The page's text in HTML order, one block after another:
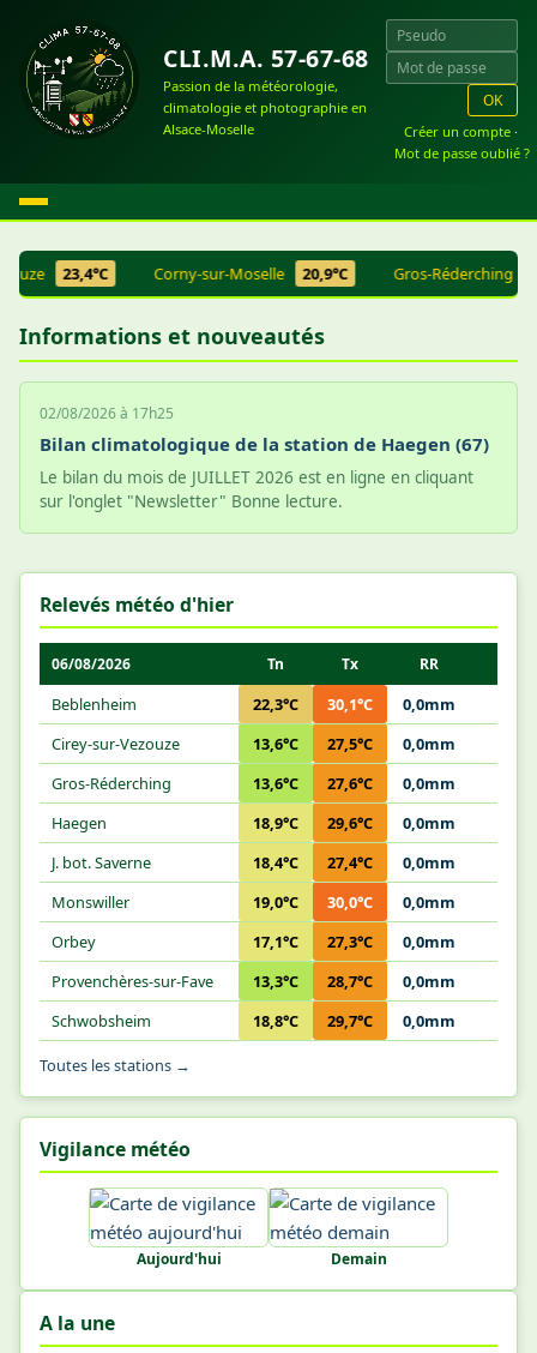
CLI.M.A. 57-67-68
Passion de la météorologie,
climatologie et photographie en
Alsace-Moselle
OK
Créer un compte ·
Mot de passe oublié ?
23,4°C Corny-sur-Moselle 20,9°C Gros-Réderching
Informations et nouveautés
02/08/2026 à 17h25
Bilan climatologique de la station de Haegen (67)
Le bilan du mois de JUILLET 2026 est en ligne en cliquant
sur l'onglet "Newsletter" Bonne lecture.
Relevés météo d'hier
06/08/2026 Tn Tx RR
Beblenheim 22,3°C 30,1°C
0,0mm
Cirey-sur-Vezouze
13,6°C 27,5°C
0,0mm
Gros-Réderching
13,6°C 27,6°C
0,0mm
Haegen
18,9°C 29,6°C
0,0mm
J. bot. Saverne
18,4°C 27,4°C
0,0mm
Monswiller
19,0°C 30,0°C
0,0mm
Orbey
17,1°C 27,3°C
0,0mm
Provenchères-sur-Fave
13,3°C 28,7°C
0,0mm
Schwobsheim
18,8°C 29,7°C 0,0mm
Toutes les stations →
Vigilance météo
Aujourd'hui Demain
A la une